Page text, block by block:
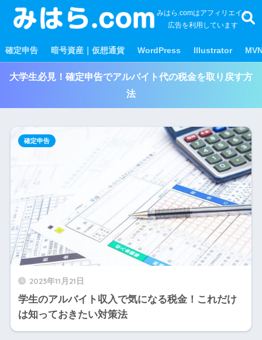
みはら.comはアフィリエイト
広告を利用しています
確定申告 暗号資産｜仮想通貨 WordPress Illustrator
大学生必見！確定申告でアルバイト代の税金を取り戻す方
法
2023年11月21日
学生のアルバイト収入で気になる税金！これだけ
は知っておきたい対策法
確定申告